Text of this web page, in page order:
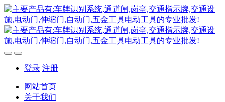
登录 注册
网站首页
关于我们